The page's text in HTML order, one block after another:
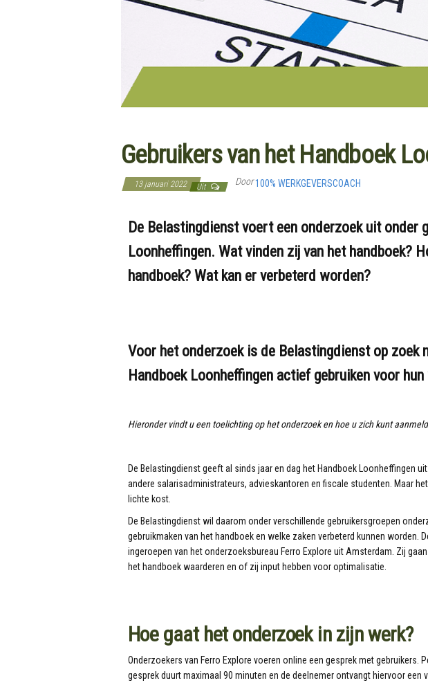
Gebruikers van het Handboek
13 januari 2022 Uit Door100% WERKGEVERSCOACH
De Belastingdienst voert een onderzoek uit onder
Loonheffingen. Wat vinden zij van het handboek?
handboek? Wat kan er verbeterd worden?
Voor het onderzoek is de Belastingdienst op zoek
Handboek Loonheffingen actief gebruiken voor
Hieronder vindt u een toelichting op het onderzoek en hoe u zich kunt
De Belastingdienst geeft al sinds jaar en dag het Handboek Loonheffingen
andere salarisadministrateurs, advieskantoren en fiscale studenten. Maar
lichte kost.
De Belastingdienst wil daarom onder verschillende gebruikersgroepen
gebruikmaken van het handboek en welke zaken verbeterd kunnen worden.
ingeroepen van het onderzoeksbureau Ferro Explore uit Amsterdam. Zij
het handboek waarderen en of zij input hebben voor optimalisatie.
Hoe gaat het onderzoek in zijn werk?
Onderzoekers van Ferro Explore voeren online een gesprek met gebruikers.
gesprek duurt maximaal 90 minuten en de deelnemer ontvangt hiervoor een